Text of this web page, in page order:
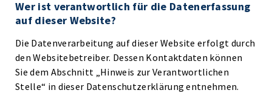
Wer ist verantwortlich für die Datenerfassung
auf dieser Website?
Die Datenverarbeitung auf dieser Website erfolgt durch
den Websitebetreiber. Dessen Kontaktdaten können
Sie dem Abschnitt „Hinweis zur Verantwortlichen
Stelle“ in dieser Datenschutzerklärung entnehmen.